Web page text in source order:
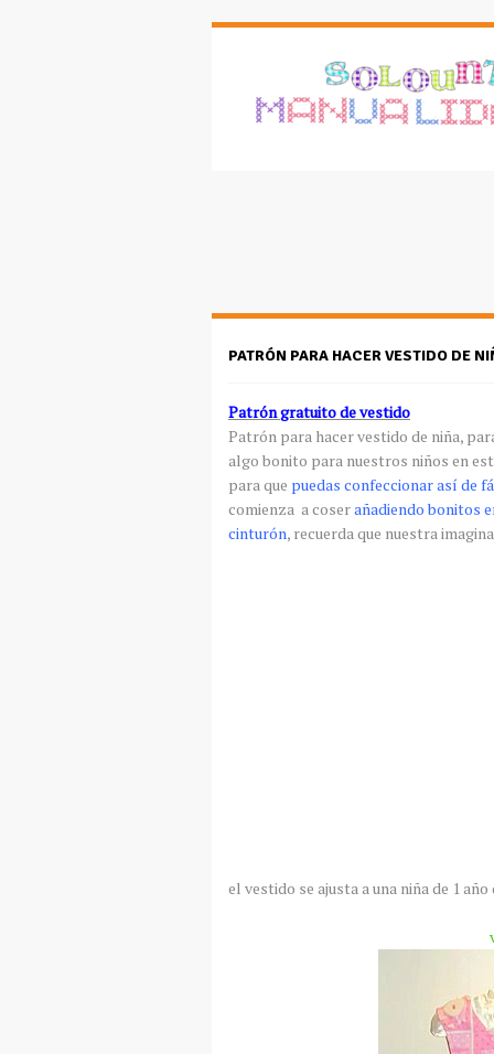
PATRÓN PARA HACER VESTIDO DE
Patróngratuitode vestido
Patrón para hacer vestido de niña,
algo bonito para nuestros niños en
para que puedas confeccionarasí de
comienza a coserañadiendo bonitos
cinturón, recuerda que nuestra
el vestido se ajusta a una niña de 1